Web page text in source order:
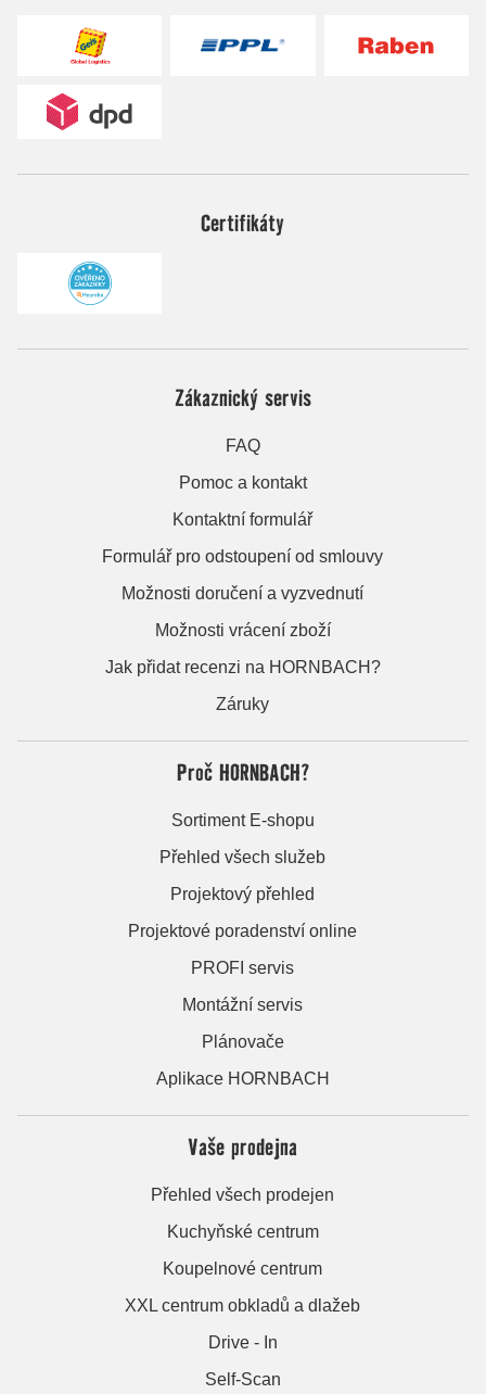
Certifikáty
Zákaznický servis
FAQ
Pomoc a kontakt
Kontaktní formulář
Formulář pro odstoupení od smlouvy
Možnosti doručení a vyzvednutí
Možnosti vrácení zboží
Jak přidat recenzi na HORNBACH?
Záruky
Proč HORNBACH?
Sortiment E-shopu
Přehled všech služeb
Projektový přehled
Projektové poradenství online
PROFI servis
Montážní servis
Plánovače
Aplikace HORNBACH
Vaše prodejna
Přehled všech prodejen
Kuchyňské centrum
Koupelnové centrum
XXL centrum obkladů a dlažeb
Drive - In
Self-Scan